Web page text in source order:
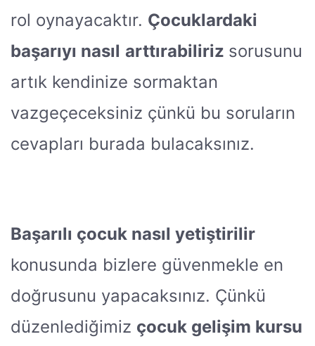
rol oynayacaktır. Çocuklardaki
başarıyı nasıl arttırabiliriz sorusunu
artık kendinize sormaktan
vazgeçeceksiniz çünkü bu soruların
cevapları burada bulacaksınız.
Başarılı çocuk nasıl yetiştirilir
konusunda bizlere güvenmekle en
doğrusunu yapacaksınız. Çünkü
düzenlediğimiz çocuk gelişim kursu